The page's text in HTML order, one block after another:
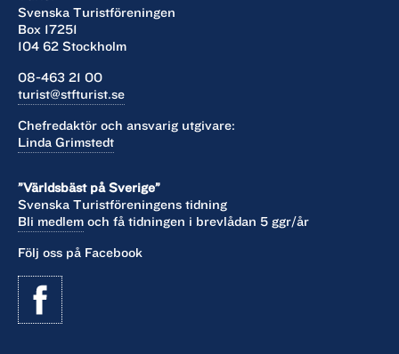
Svenska Turistföreningen
Box 17251
104 62 Stockholm
08-463 21 00
turist@stfturist.se
Chefredaktör och ansvarig utgivare:
Linda Grimstedt
”Världsbäst på Sverige”
Svenska Turistföreningens tidning
Bli medlem och få tidningen i brevlådan 5 ggr/år
Följ oss på Facebook